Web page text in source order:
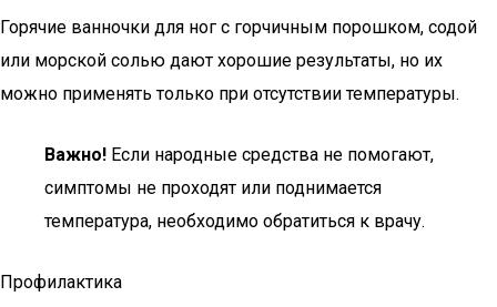
Горячие ванночки для ног с горчичным порошком, содой
или морской солью дают хорошие результаты, но их
можно применять только при отсутствии температуры.
Важно! Если народные средства не помогают,
симптомы не проходят или поднимается
температура, необходимо обратиться к врачу.
Профилактика